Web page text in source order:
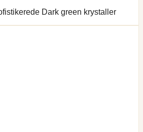
Dark green krystaller